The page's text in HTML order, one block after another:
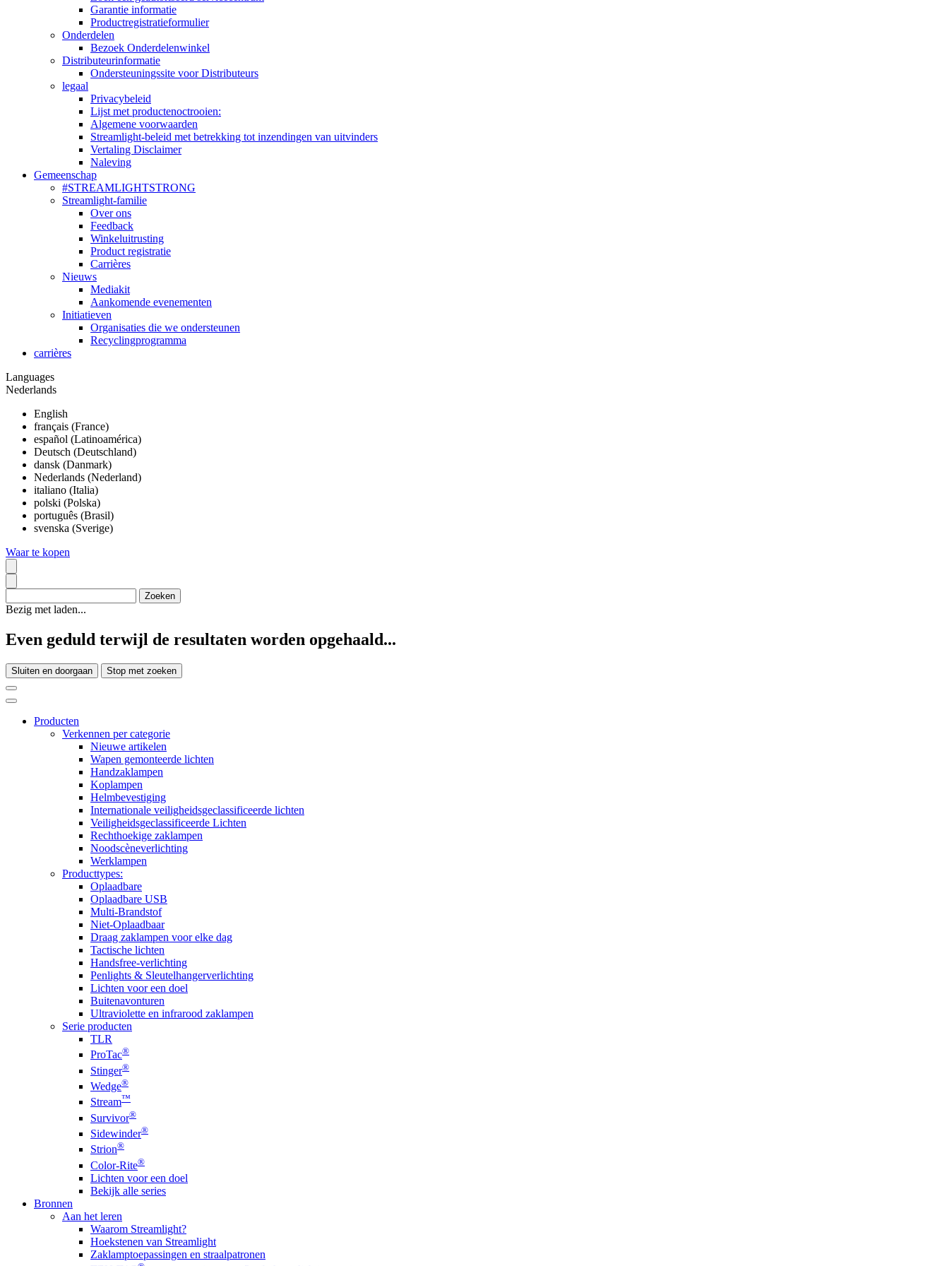
Garantie informatie
Productregistratieformulier
Onderdelen
Bezoek Onderdelenwinkel
Distributeurinformatie
Ondersteuningssite voor Distributeurs
legaal
Privacybeleid
Lijst met productenoctrooien:
Algemene voorwaarden
Streamlight-beleid met betrekking tot inzendingen van uitvinders
Vertaling Disclaimer
Naleving
Gemeenschap
#STREAMLIGHTSTRONG
Streamlight-familie
Over ons
Feedback
Winkeluitrusting
Product registratie
Carrières
Nieuws
Mediakit
Aankomende evenementen
Initiatieven
Organisaties die we ondersteunen
Recyclingprogramma
carrières
Languages
Nederlands
English
français (France)
español (Latinoamérica)
Deutsch (Deutschland)
dansk (Danmark)
Nederlands (Nederland)
italiano (Italia)
polski (Polska)
português (Brasil)
svenska (Sverige)
Waar te kopen
Bezig met laden...
Even geduld terwijl de resultaten worden opgehaald...
Sluiten en doorgaan Stop met zoeken
Producten
Verkennen per categorie
Nieuwe artikelen
Wapen gemonteerde lichten
Handzaklampen
Koplampen
Helmbevestiging
Internationale veiligheidsgeclassificeerde lichten
Veiligheidsgeclassificeerde Lichten
Rechthoekige zaklampen
Noodscèneverlichting
Werklampen
Producttypes:
Oplaadbare
Oplaadbare USB
Multi-Brandstof
Niet-Oplaadbaar
Draag zaklampen voor elke dag
Tactische lichten
Handsfree-verlichting
Penlights & Sleutelhangerverlichting
Lichten voor een doel
Buitenavonturen
Ultraviolette en infrarood zaklampen
Serie producten
TLR
ProTac®
Stinger®
Wedge®
Stream™
Survivor®
Sidewinder®
Strion®
Color-Rite®
Lichten voor een doel
Bekijk alle series
Bronnen
Aan het leren
Waarom Streamlight?
Hoekstenen van Streamlight
Zaklamptoepassingen en straalpatronen